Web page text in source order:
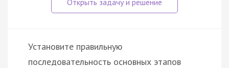
Установите правильную
последовательность основных этапов